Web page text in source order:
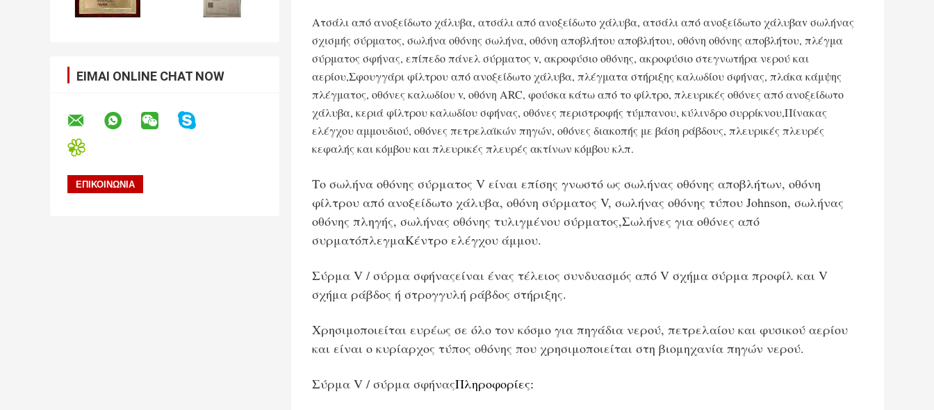
ΕΊΜΑΙ ONLINE CHAT NOW
Ατσάλι από ανοξείδωτο χάλυβα, ατσάλι από ανοξείδωτο χάλυβα, ατσάλι από ανοξείδωτο χάλυβαv σωλήνας
σχισμής σύρματος, σωλήνα οθόνης σωλήνα, οθόνη αποβλήτου αποβλήτου, οθόνη οθόνης αποβλήτου, πλέγμα
σύρματος σφήνας, επίπεδο πάνελ σύρματος v, ακροφύσιο οθόνης, ακροφύσιο στεγνωτήρα νερού και
αερίου,Σφουγγάρι φίλτρου από ανοξείδωτο χάλυβα, πλέγματα στήριξης καλωδίου σφήνας, πλάκα κάμψης
πλέγματος, οθόνες καλωδίου v, οθόνη ARC, φούσκα κάτω από το φίλτρο, πλευρικές οθόνες από ανοξείδωτο
χάλυβα, κεριά φίλτρου καλωδίου σφήνας, οθόνες περιστροφής τύμπανου, κύλινδρο συρρίκνου,Πίνακας
ελέγχου αμμουδιού, οθόνες πετρελαϊκών πηγών, οθόνες διακοπής με βάση ράβδους, πλευρικές πλευρές
κεφαλής και κόμβου και πλευρικές πλευρές ακτίνων κόμβου κλπ.
Το σωλήνα οθόνης σύρματος V είναι επίσης γνωστό ως σωλήνας οθόνης αποβλήτων, οθόνη
φίλτρου από ανοξείδωτο χάλυβα, οθόνη σύρματος V, σωλήνας οθόνης τύπου Johnson, σωλήνας
οθόνης πληγής, σωλήνας οθόνης τυλιγμένου σύρματος,Σωλήνες για οθόνες από
συρματόπλεγμαΚέντρο ελέγχου άμμου.
Σύρμα V / σύρμα σφήναςείναι ένας τέλειος συνδυασμός από V σχήμα σύρμα προφίλ και V
σχήμα ράβδος ή στρογγυλή ράβδος στήριξης.
Χρησιμοποιείται ευρέως σε όλο τον κόσμο για πηγάδια νερού, πετρελαίου και φυσικού αερίου
και είναι ο κυρίαρχος τύπος οθόνης που χρησιμοποιείται στη βιομηχανία πηγών νερού.
Σύρμα V / σύρμα σφήναςΠληροφορίες: